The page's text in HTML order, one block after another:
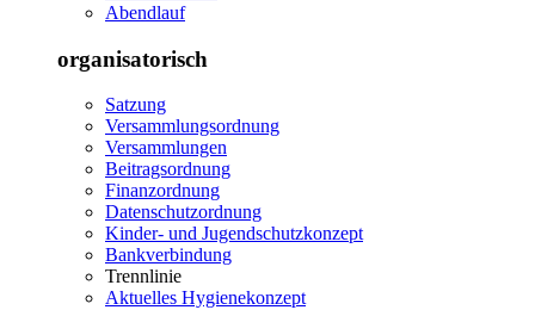
Abendlauf
organisatorisch
Satzung
Versammlungsordnung
Versammlungen
Beitragsordnung
Finanzordnung
Datenschutzordnung
Kinder- und Jugendschutzkonzept
Bankverbindung
Trennlinie
Aktuelles Hygienekonzept